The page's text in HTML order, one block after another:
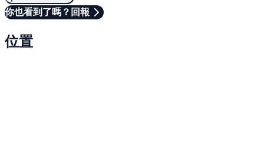
你也看到了嗎？回報
位置